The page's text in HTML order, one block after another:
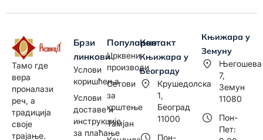
Тамо где
вера
проналази
реч, а
традиција
своје
трајање.
Брзи
линкови
Услови
коришћења
Услови
доставе и
инструкције
за плаћање
Популарно
Црквени
производи
Сетови
за
крштење
Тамјан
Контакт
Књижара у
Београду
Крушедолска
1,
Београд
11000
Пон-
Књижара у
Земуну
Његошева
7,
Земун
11080
Пон-
Пет: